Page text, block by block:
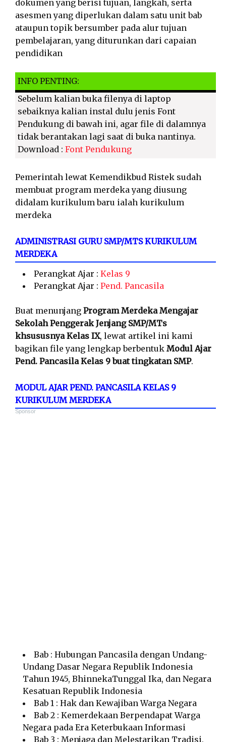
dokumen yang berisi tujuan, langkah, serta
asesmen yang diperlukan dalam satu unit bab
ataupun topik bersumber pada alur tujuan
pembelajaran, yang diturunkan dari capaian
pendidikan
INFO PENTING:
Sebelum kalian buka filenya di laptop
sebaiknya kalian instal dulu jenis Font
Pendukung di bawah ini, agar file di dalamnya
tidak berantakan lagi saat di buka nantinya.
Download : Font Pendukung
Pemerintah lewat Kemendikbud Ristek sudah
membuat program merdeka yang diusung
didalam kurikulum baru ialah kurikulum
merdeka
ADMINISTRASI GURU SMP/MTS KURIKULUM
MERDEKA
Perangkat Ajar : Kelas 9
Perangkat Ajar : Pend. Pancasila
Buat menunjang Program Merdeka Mengajar
Sekolah Penggerak Jenjang SMP/MTs
khsususnya Kelas IX, lewat artikel ini kami
bagikan file yang lengkap berbentuk Modul Ajar
Pend. Pancasila Kelas 9 buat tingkatan SMP.
MODUL AJAR PEND. PANCASILA KELAS 9
KURIKULUM MERDEKA
Sponsor
Bab : Hubungan Pancasila dengan Undang-
Undang Dasar Negara Republik Indonesia
Tahun 1945, BhinnekaTunggal Ika, dan Negara
Kesatuan Republik Indonesia
Bab 1 : Hak dan Kewajiban Warga Negara
Bab 2 : Kemerdekaan Berpendapat Warga
Negara pada Era Keterbukaan Informasi
Bab 3 : Menjaga dan Melestarikan Tradisi,